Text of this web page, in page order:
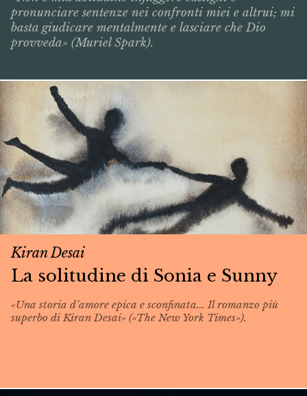
pronunciare sentenze nei confronti miei e altrui; mi
basta giudicare mentalmente e lasciare che Dio
provveda» (Muriel Spark).
Kiran Desai
La solitudine di Sonia e Sunny
«Una storia d’amore epica e sconfinata... Il romanzo più
superbo di Kiran Desai» («The New York Times»).